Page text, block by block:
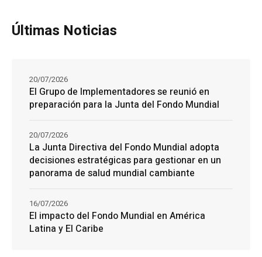
Últimas Noticias
El Grupo de Implementadores se reunió en
preparación para la Junta del Fondo Mundial
20/07/2026
La Junta Directiva del Fondo Mundial adopta
decisiones estratégicas para gestionar en un
panorama de salud mundial cambiante
20/07/2026
El impacto del Fondo Mundial en América
Latina y El Caribe
16/07/2026